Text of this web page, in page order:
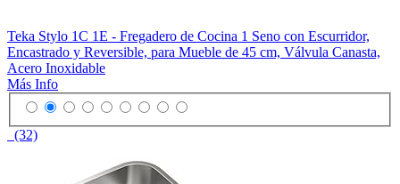
Teka Stylo 1C 1E - Fregadero de Cocina 1 Seno con Escurridor,
Encastrado y Reversible, para Mueble de 45 cm, Válvula Canasta,
Acero Inoxidable
Más Info
(32)